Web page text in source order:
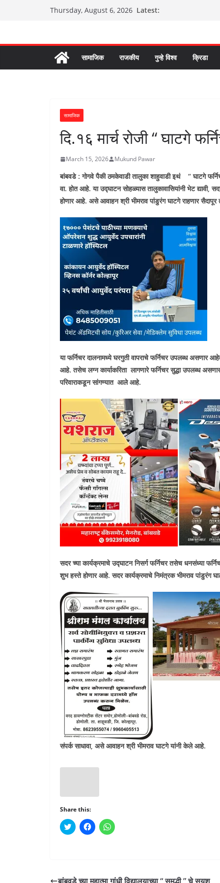
Thursday, August 6, 2026 Latest:
सामाजिक राजकीय गुन्हे विश्व क्रिडा
सामाजिक
दि.१६ मार्च रोजी “ घाटगे
March 15, 2026 Mukund Pawar
बांबवडे : गोगवे पैकी ठमकेवाडी तालुका शाहुवाडी इथं “ घाटगे
वा. होत आहे. या उद्घाटन सोहळ्यास तालुकावासियांनी भेट द्यावी,
होणार आहे. असे आवाहन श्री भीमराव पांडुरंग घाटगे राहणार
या फर्निचर दालनामध्ये घरगुती वापराचे फर्निचर उपलब्ध असणार
आहे. तसेच लग्न कार्याकरिता लागणारे फर्निचर सुद्धा उपलब्ध
परिवाराकडून सांगण्यात आले आहे.
सदर च्या कार्यक्रमाचे उद्घाटन निसर्ग फर्निचर तसेच धनसंध्या
शुभ हस्ते होणार आहे. सदर कार्यक्रमाचे निमंत्रक भीमराव पांडुरंग
संपर्क साधावा, असे आवाहन श्री भीमराव घाटगे यांनी केले आहे.
Share this:
C
l
h
C
l
h
C
l
h